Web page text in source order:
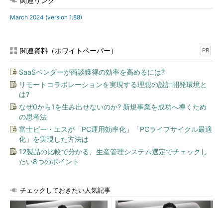
March 2024 (version 1.88)
関連資料（ホワイトペーパー） PR
SaaSベンダーが商談獲得の効率を高めるには?
リモートコラボレーションを実現する理想の設計開発環境と
は?
なぜ0から1を生み出せないのか? 新規事業を成功へ導くため
の思考法
富士ピー・エスが「PC運用効率化」「PCライフサイクル最適
化」を実現した方法は
12製品の比較で分かる、生産管理システム選定でチェックし
たい8つのポイント
チェックしておきたい人気記事